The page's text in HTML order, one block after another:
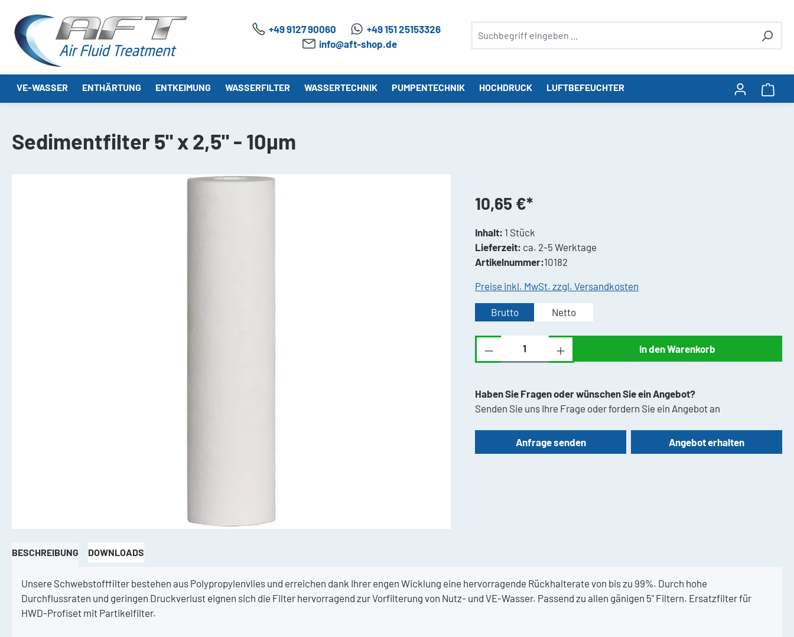
Zur Hauptnavigation springen
+49 9127 90060
+49 151 25153326
info@aft-shop.de
VE-WASSER ENTHÄRTUNG ENTKEIMUNG WASSERFILTER WASSERTECHNIK PUMPENTECHNIK HOCHDRUCK LUFTBEFEUCHTER
Sedimentfilter 5" x 2,5" - 10µm
10,65 €*
Inhalt: 1 Stück
Lieferzeit: ca. 2-5 Werktage
Artikelnummer:10182
Preise inkl. MwSt. zzgl. Versandkosten
Brutto Netto
Produkt Anzahl: Gib den gewünschten Wert ein
In den Warenkorb
Haben Sie Fragen oder wünschen Sie ein Angebot?
Senden Sie uns Ihre Frage oder fordern Sie ein Angebot an
Anfrage senden Angebot erhalten
BESCHREIBUNG DOWNLOADS
Unsere Schwebstofffilter bestehen aus Polypropylenvlies und erreichen dank Ihrer engen Wicklung eine hervorragende Rückhalterate von bis zu 99%. Durch hohe
Durchflussraten und geringen Druckverlust eignen sich die Filter hervorragend zur Vorfilterung von Nutz- und VE-Wasser. Passend zu allen gänigen 5" Filtern. Ersatzfilter für
HWD-Profiset mit Partikelfilter.